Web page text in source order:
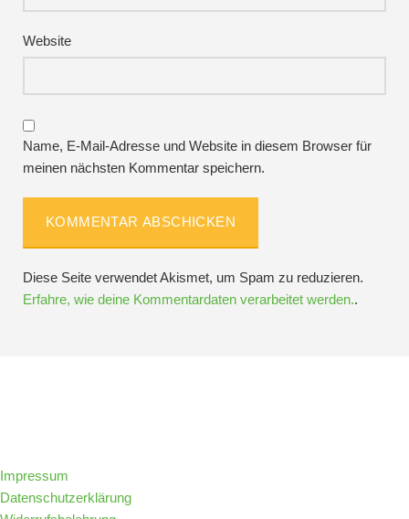
Website
Name, E-Mail-Adresse und Website in diesem Browser für
meinen nächsten Kommentar speichern.
Diese Seite verwendet Akismet, um Spam zu reduzieren.
Erfahre, wie deine Kommentardaten verarbeitet werden..
Impressum
Datenschutzerklärung